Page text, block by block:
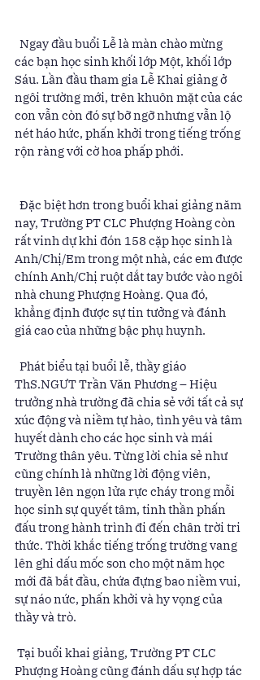
các bạn học sinh khối lớp Một, khối lớp
Sáu. Lần đầu tham gia Lễ Khai giảng ở
ngôi trường mới, trên khuôn mặt của các
con vẫn còn đó sự bỡ ngỡ nhưng vẫn lộ
nét háo hức, phấn khởi trong tiếng trống
rộn ràng với cờ hoa phấp phới.
nay, Trường PT CLC Phượng Hoàng còn
rất vinh dự khi đón 158 cặp học sinh là
Anh/Chị/Em trong một nhà, các em được
chính Anh/Chị ruột dắt tay bước vào ngôi
nhà chung Phượng Hoàng. Qua đó,
khẳng định được sự tin tưởng và đánh
giá cao của những bậc phụ huynh.
ThS.NGƯT Trần Văn Phương – Hiệu
trưởng nhà trường đã chia sẻ với tất cả sự
xúc động và niềm tự hào, tình yêu và tâm
huyết dành cho các học sinh và mái
Trường thân yêu. Từng lời chia sẻ như
cũng chính là những lời động viên,
truyền lên ngọn lửa rực cháy trong mỗi
học sinh sự quyết tâm, tinh thần phấn
đấu trong hành trình đi đến chân trời tri
thức. Thời khắc tiếng trống trường vang
lên ghi dấu mốc son cho một năm học
mới đã bắt đầu, chứa đựng bao niềm vui,
sự náo nức, phấn khởi và hy vọng của
thầy và trò.
Phượng Hoàng cũng đánh dấu sự hợp tác